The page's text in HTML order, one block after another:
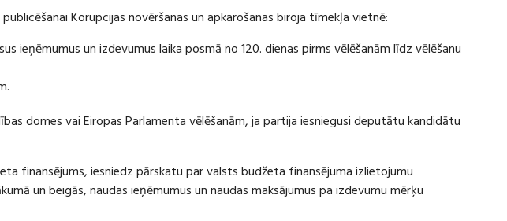
Korupcijas novēršanas un apkarošanas biroja tīmekļa vietnē:
ieņēmumus un izdevumus laika posmā no 120. dienas pirms vēlēšanām līdz vēlēšanu
domes vai Eiropas Parlamenta vēlēšanām, ja partija iesniegusi deputātu kandidātu
finansējums, iesniedz pārskatu par valsts budžeta finansējuma izlietojumu
un beigās, naudas ieņēmumus un naudas maksājumus pa izdevumu mērķu